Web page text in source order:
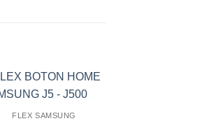
FLEX SAMSUNG